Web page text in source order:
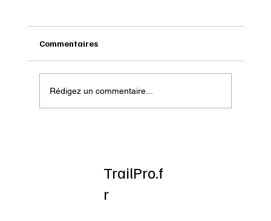
Commentaires
Rédigez un commentaire...
TrailPro.f
r